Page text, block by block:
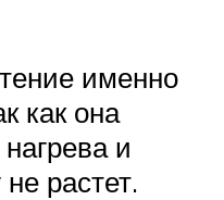
именно
как она
и
растет.